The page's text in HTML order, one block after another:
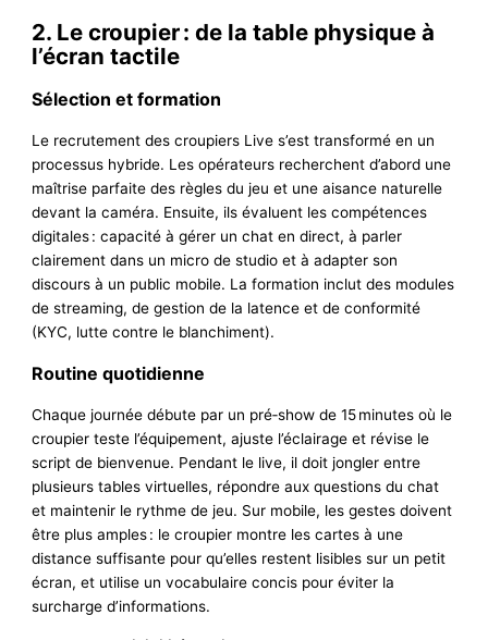
2. Le croupier : de la table physique à
l’écran tactile
Sélection et formation
Le recrutement des croupiers Live s’est transformé en un
processus hybride. Les opérateurs recherchent d’abord une
maîtrise parfaite des règles du jeu et une aisance naturelle
devant la caméra. Ensuite, ils évaluent les compétences
digitales : capacité à gérer un chat en direct, à parler
clairement dans un micro de studio et à adapter son
discours à un public mobile. La formation inclut des modules
de streaming, de gestion de la latence et de conformité
(KYC, lutte contre le blanchiment).
Routine quotidienne
Chaque journée débute par un pré‑show de 15 minutes où le
croupier teste l’équipement, ajuste l’éclairage et révise le
script de bienvenue. Pendant le live, il doit jongler entre
plusieurs tables virtuelles, répondre aux questions du chat
et maintenir le rythme de jeu. Sur mobile, les gestes doivent
être plus amples : le croupier montre les cartes à une
distance suffisante pour qu’elles restent lisibles sur un petit
écran, et utilise un vocabulaire concis pour éviter la
surcharge d’informations.